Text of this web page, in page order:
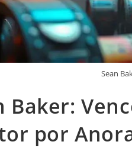
Sean
Baker:
por